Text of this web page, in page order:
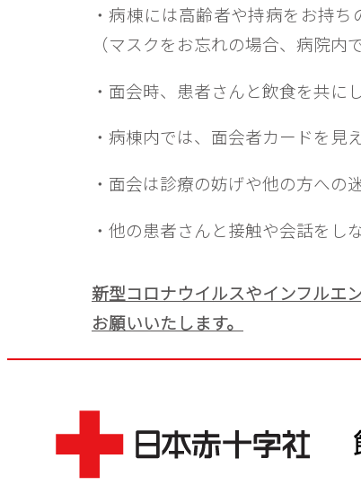
・病棟には高齢者や持病をお持ち
（マスクをお忘れの場合、病院内
・面会時、患者さんと飲食を共に
・病棟内では、面会者カードを見
・面会は診療の妨げや他の方への
・他の患者さんと接触や会話をし
新型コロナウイルスやインフルエ
お願いいたします。